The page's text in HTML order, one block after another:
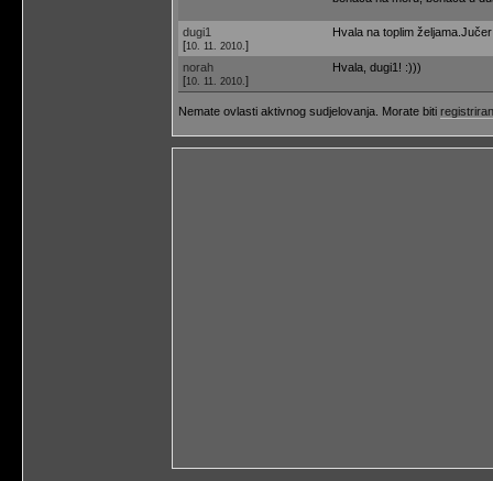
dugi1
[10. 11. 2010. ]
Hvala na toplim
norah
[10. 11. 2010. ]
Hvala, dugi1! :)))
Nemate ovlasti aktivnog sudjelovanja. Morate biti